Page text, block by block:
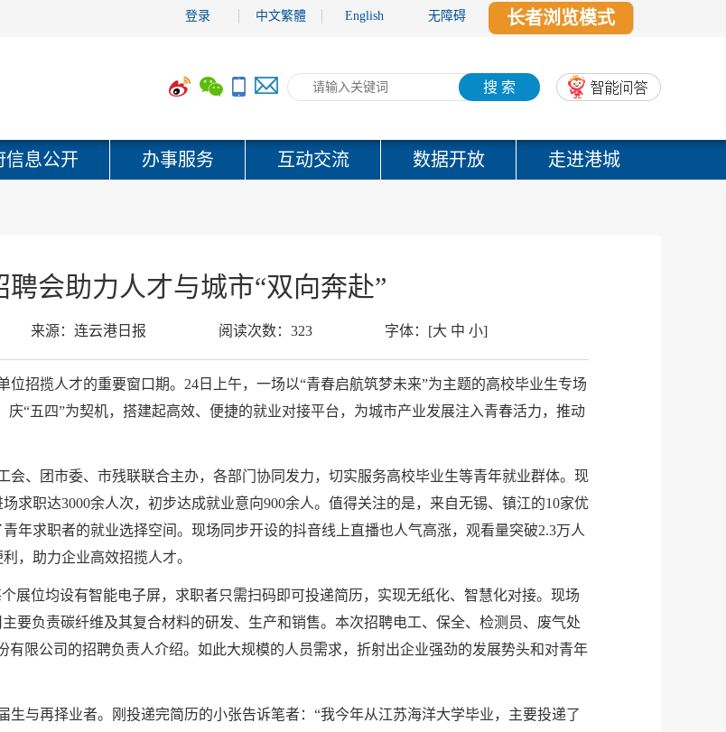
登录 中文繁體 English 无障碍 长者浏览模式
搜 索
信息公开 办事服务 互动交流 数据开放 走进港城
聘会助力人才与城市“双向奔赴”
来源： 连云港日报 阅读次数： 323 字体： [大 中 小]
招揽人才的重要窗口期。24日上午，一场以“青春启航筑梦未来”为主题的高校毕业生专场
“五四”为契机，搭建起高效、便捷的就业对接平台，为城市产业发展注入青春活力，推动
会、团市委、市残联联合主办，各部门协同发力，切实服务高校毕业生等青年就业群体。现
求职达3000余人次，初步达成就业意向900余人。值得关注的是，来自无锡、镇江的10家优
年求职者的就业选择空间。现场同步开设的抖音线上直播也人气高涨，观看量突破2.3万人
，助力企业高效招揽人才。
展位均设有智能电子屏，求职者只需扫码即可投递简历，实现无纸化、智慧化对接。现场
要负责碳纤维及其复合材料的研发、生产和销售。本次招聘电工、保全、检测员、废气处
有限公司的招聘负责人介绍。如此大规模的人员需求，折射出企业强劲的发展势头和对青年
与再择业者。刚投递完简历的小张告诉笔者：“我今年从江苏海洋大学毕业，主要投递了